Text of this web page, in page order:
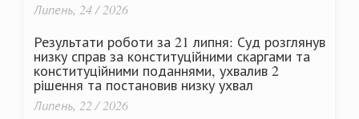
Липень, 24 / 2026
Результати роботи за 21 липня: Суд розглянув
низку справ за конституційними скаргами та
конституційними поданнями, ухвалив 2
рішення та постановив низку ухвал
Липень, 22 / 2026